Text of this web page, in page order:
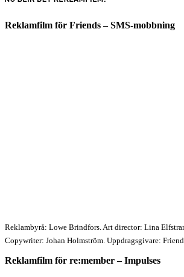
Reklamfilm för Friends – SMS-mobbning
Reklambyrå: Lowe Brindfors. Art director: Lina
Copywriter: Johan Holmström. Uppdragsgivare:
Reklamfilm för re:member – Impulses